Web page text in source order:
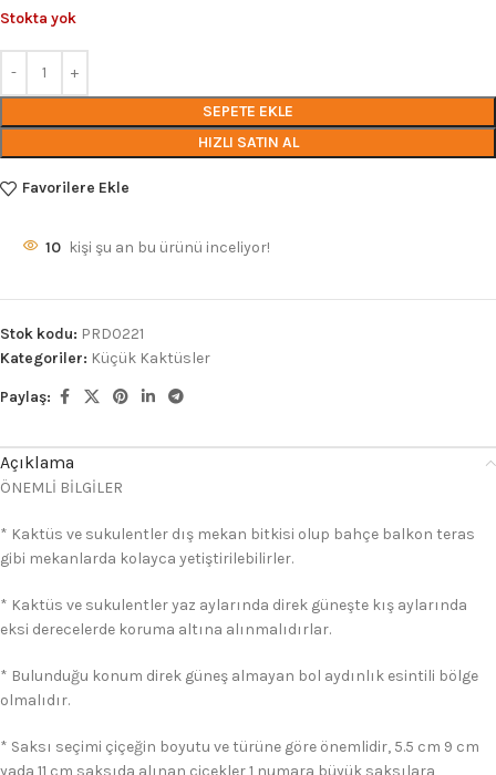
Stokta yok
SEPETE EKLE
HIZLI SATIN AL
Favorilere Ekle
10 kişi şu an bu ürünü inceliyor!
Stok kodu: PRD0221
Kategoriler: Küçük Kaktüsler
Paylaş:
Açıklama
ÖNEMLİ BİLGİLER
* Kaktüs ve sukulentler dış mekan bitkisi olup bahçe balkon teras
gibi mekanlarda kolayca yetiştirilebilirler.
* Kaktüs ve sukulentler yaz aylarında direk güneşte kış aylarında
eksi derecelerde koruma altına alınmalıdırlar.
* Bulunduğu konum direk güneş almayan bol aydınlık esintili bölge
olmalıdır.
* Saksı seçimi çiçeğin boyutu ve türüne göre önemlidir, 5.5 cm 9 cm
yada 11 cm saksıda alınan çiçekler 1 numara büyük saksılara